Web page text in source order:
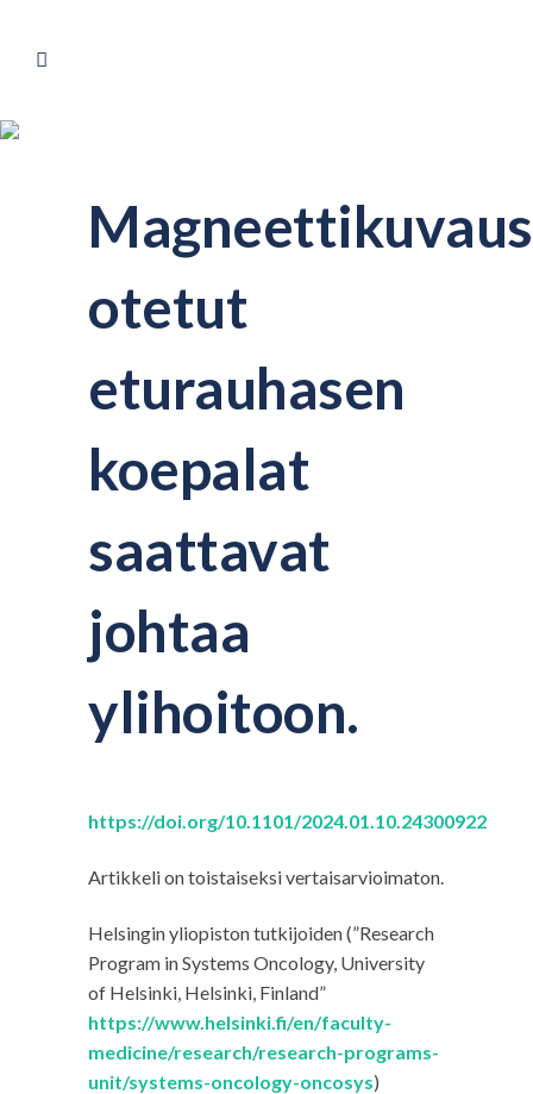
otetut
eturauhasen
koepalat
saattavat
johtaa
ylihoitoon.
https://doi.org/10.1101/2024.01.10.24300922
Artikkeli on toistaiseksi vertaisarvioimaton.
Helsingin yliopiston tutkijoiden (”Research
Program in Systems Oncology, University
of Helsinki, Helsinki, Finland”
https://www.helsinki.fi/en/faculty-
medicine/research/research-programs-
unit/systems-oncology-oncosys)